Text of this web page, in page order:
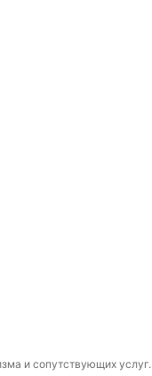
и сопутствующих услуг.